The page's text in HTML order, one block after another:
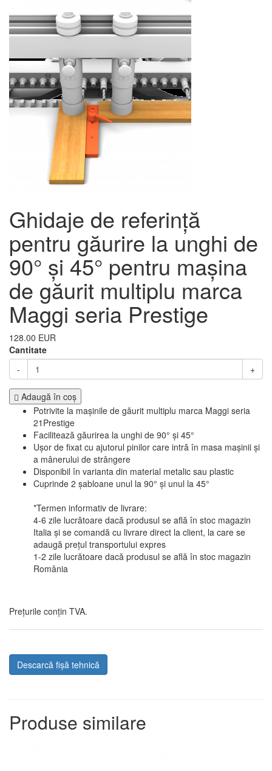
Ghidaje de referință
pentru găurire la unghi de
90° și 45° pentru mașina
de găurit multiplu marca
Maggi seria Prestige
128.00 EUR
Cantitate
-
+
Adaugă în coş
Potrivite la mașinile de găurit multiplu marca Maggi seria
21Prestige
Facilitează găurirea la unghi de 90° și 45°
Ușor de fixat cu ajutorul pinilor care intră în masa mașinii și
a mânerului de strângere
Disponibil în varianta din material metalic sau plastic
Cuprinde 2 șabloane unul la 90° și unul la 45°
*Termen informativ de livrare:
4-6 zile lucrătoare dacă produsul se află în stoc magazin
Italia și se comandă cu livrare direct la client, la care se
adaugă prețul transportului expres
1-2 zile lucrătoare dacă produsul se află în stoc magazin
România
Prețurile conțin TVA.
Descarcă fișă tehnică
Produse similare